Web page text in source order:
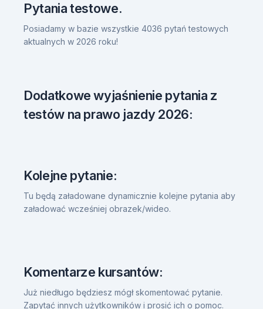
Pytania testowe.
Posiadamy w bazie wszystkie 4036 pytań testowych
aktualnych w 2026 roku!
Dodatkowe wyjaśnienie pytania z
testów na prawo jazdy 2026:
Kolejne pytanie:
Tu będą załadowane dynamicznie kolejne pytania aby
załadować wcześniej obrazek/wideo.
Komentarze kursantów:
Już niedługo będziesz mógł skomentować pytanie.
Zapytać innych użytkowników i prosić ich o pomoc.